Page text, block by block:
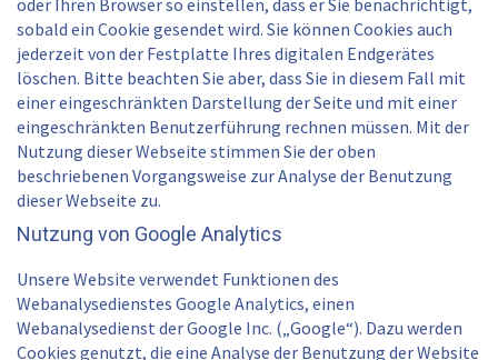
oder Ihren Browser so einstellen, dass er Sie benachrichtigt,
sobald ein Cookie gesendet wird. Sie können Cookies auch
jederzeit von der Festplatte Ihres digitalen Endgerätes
löschen. Bitte beachten Sie aber, dass Sie in diesem Fall mit
einer eingeschränkten Darstellung der Seite und mit einer
eingeschränkten Benutzerführung rechnen müssen. Mit der
Nutzung dieser Webseite stimmen Sie der oben
beschriebenen Vorgangsweise zur Analyse der Benutzung
dieser Webseite zu.
Nutzung von Google Analytics
Unsere Website verwendet Funktionen des
Webanalysedienstes Google Analytics, einen
Webanalysedienst der Google Inc. („Google“). Dazu werden
Cookies genutzt, die eine Analyse der Benutzung der Website